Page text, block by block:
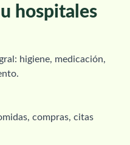
hospitales
higiene, medicación,
compras, citas